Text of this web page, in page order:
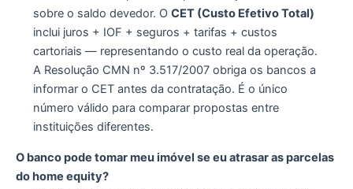
sobre o saldo devedor. O CET (Custo Efetivo Total)
inclui juros + IOF + seguros + tarifas + custos
cartoriais — representando o custo real da operação.
A Resolução CMN nº 3.517/2007 obriga os bancos a
informar o CET antes da contratação. É o único
número válido para comparar propostas entre
instituições diferentes.
O banco pode tomar meu imóvel se eu atrasar as parcelas
do home equity?